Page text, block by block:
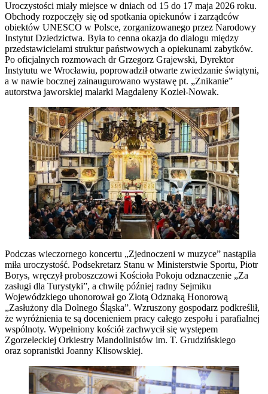
Uroczystości miały miejsce w dniach od 15 do 17 maja 2026 roku.
Obchody rozpoczęły się od spotkania opiekunów i zarządców
obiektów UNESCO w Polsce, zorganizowanego przez Narodowy
Instytut Dziedzictwa. Była to cenna okazja do dialogu między
przedstawicielami struktur państwowych a opiekunami zabytków.
Po oficjalnych rozmowach dr Grzegorz Grajewski, Dyrektor
Instytutu we Wrocławiu, poprowadził otwarte zwiedzanie świątyni,
a w nawie bocznej zainaugurowano wystawę pt. „Znikanie”
autorstwa jaworskiej malarki Magdaleny Kozieł-Nowak.
Podczas wieczornego koncertu „Zjednoczeni w muzyce” nastąpiła
miła uroczystość. Podsekretarz Stanu w Ministerstwie Sportu, Piotr
Borys, wręczył proboszczowi Kościoła Pokoju odznaczenie „Za
zasługi dla Turystyki”, a chwilę później radny Sejmiku
Wojewódzkiego uhonorował go Złotą Odznaką Honorową
„Zasłużony dla Dolnego Śląska”. Wzruszony gospodarz podkreślił,
że wyróżnienia te są docenieniem pracy całego zespołu i parafialnej
wspólnoty. Wypełniony kościół zachwycił się występem
Zgorzeleckiej Orkiestry Mandolinistów im. T. Grudzińskiego
oraz sopranistki Joanny Klisowskiej.